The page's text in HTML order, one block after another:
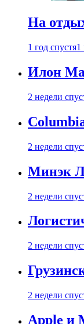
На
1 год спустя1
Илон
2 недели
2 недели
Минэк
2 недели
2 недели
2 недели
Apple и